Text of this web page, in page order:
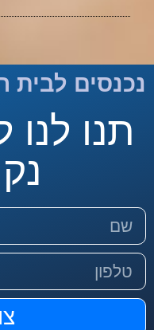
נכנסים לבית
תנו